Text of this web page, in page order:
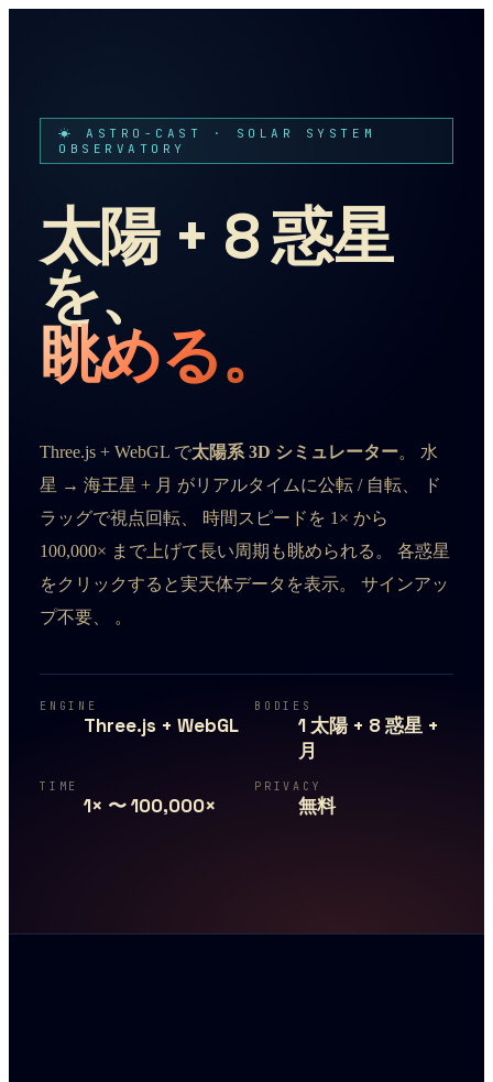
☀ ASTRO-CAST · SOLAR SYSTEM
OBSERVATORY
太陽 + 8 惑星
を、
眺める。
Three.js + WebGL で太陽系 3D シミュレーター。 水
星 → 海王星 + 月 がリアルタイムに公転 / 自転、 ド
ラッグで視点回転、 時間スピードを 1× から
100,000× まで上げて長い周期も眺められる。 各惑星
をクリックすると実天体データを表示。 サインアッ
プ不要、 。
ENGINE
Three.js + WebGL
BODIES
1 太陽 + 8 惑星 +
月
TIME
1× 〜 100,000×
PRIVACY
無料